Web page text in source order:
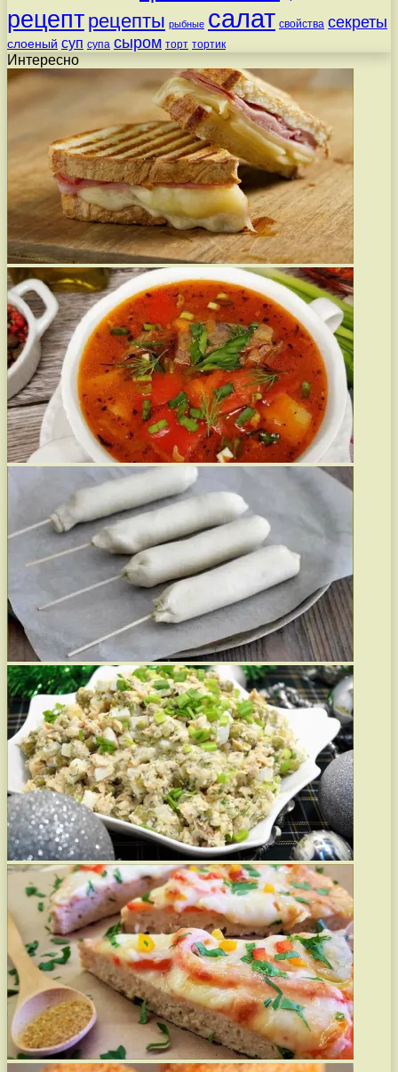
рецепт рецепты рыбные салат свойства секреты
слоеный суп супа сыром торт тортик
Интересно